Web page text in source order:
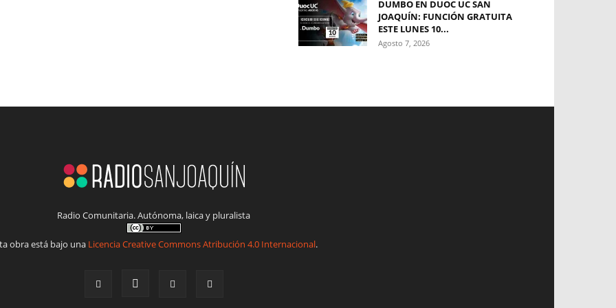
DUMBO EN DUOC UC SAN
JOAQUÍN: FUNCIÓN GRATUITA
ESTE LUNES 10...
Agosto 7, 2026
Radio Comunitaria. Autónoma, laica y pluralista
obra está bajo una Licencia Creative Commons Atribución 4.0 Internacional.